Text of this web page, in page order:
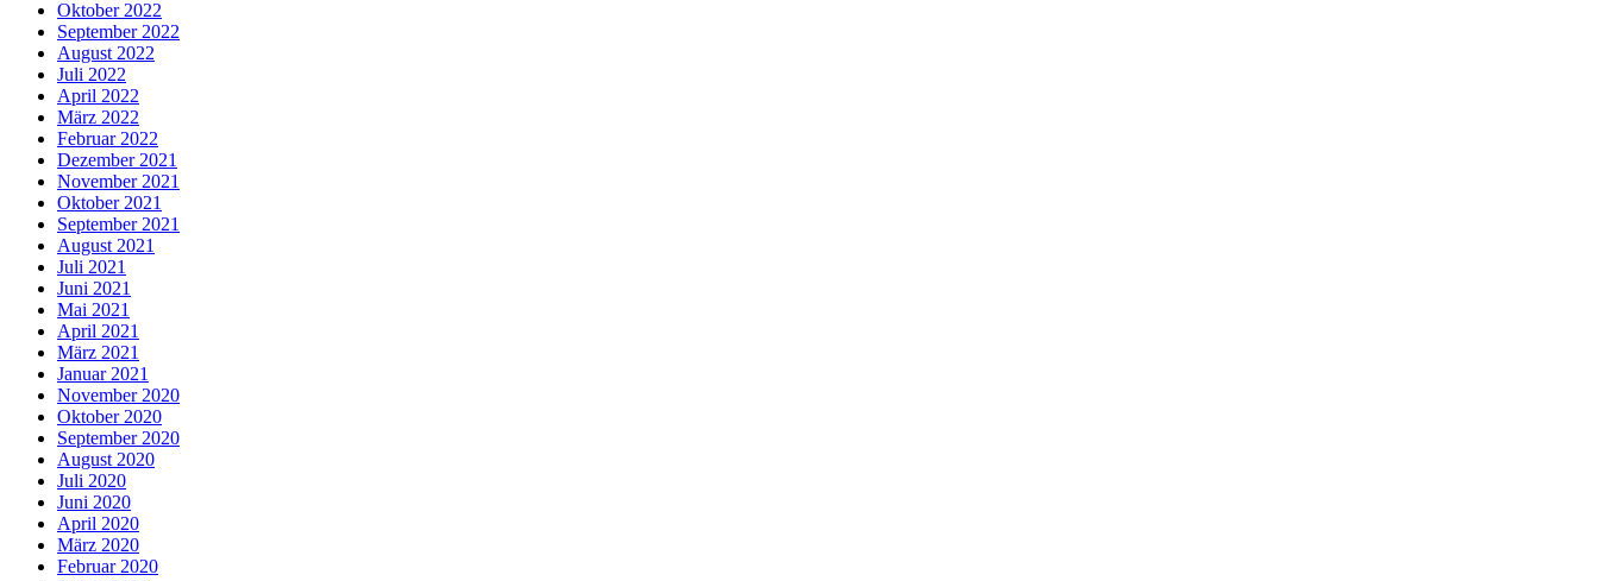
Oktober 2022
September 2022
August 2022
Juli 2022
April 2022
März 2022
Februar 2022
Dezember 2021
November 2021
Oktober 2021
September 2021
August 2021
Juli 2021
Juni 2021
Mai 2021
April 2021
März 2021
Januar 2021
November 2020
Oktober 2020
September 2020
August 2020
Juli 2020
Juni 2020
April 2020
März 2020
Februar 2020